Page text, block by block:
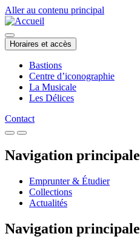
Aller au contenu principal
Horaires et accès
Bastions
Centre d’iconographie
La Musicale
Les Délices
Contact
Navigation principale
Emprunter & Étudier
Collections
Actualités
Navigation principale